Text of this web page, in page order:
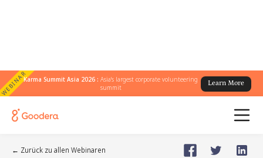
WEBINARKarma Summit Asia 2026 :Asia's largest corporate volunteering
summit
Learn More
← Zurück zu allen Webinaren
🗓️Feb 9, 2023